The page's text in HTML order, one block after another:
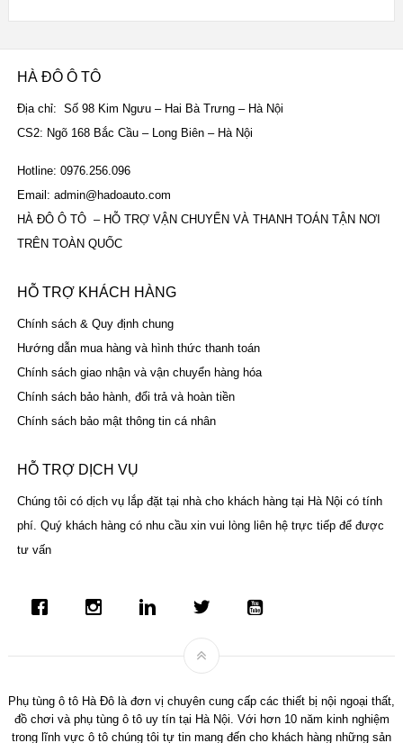
HÀ ĐÔ Ô TÔ
Địa chỉ: Số 98 Kim Ngưu – Hai Bà Trưng – Hà Nội
CS2: Ngõ 168 Bắc Cầu – Long Biên – Hà Nội
Hotline: 0976.256.096
Email: admin@hadoauto.com
HÀ ĐÔ Ô TÔ – HỖ TRỢ VẬN CHUYỂN VÀ THANH TOÁN TẬN NƠI
TRÊN TOÀN QUỐC
HỖ TRỢ KHÁCH HÀNG
Chính sách & Quy định chung
Hướng dẫn mua hàng và hình thức thanh toán
Chính sách giao nhận và vận chuyển hàng hóa
Chính sách bảo hành, đổi trả và hoàn tiền
Chính sách bảo mật thông tin cá nhân
HỖ TRỢ DỊCH VỤ
Chúng tôi có dịch vụ lắp đặt tại nhà cho khách hàng tại Hà Nội có tính
phí. Quý khách hàng có nhu cầu xin vui lòng liên hệ trực tiếp để được
tư vấn
Phụ tùng ô tô Hà Đô là đơn vị chuyên cung cấp các thiết bị nội ngoại thất,
đồ chơi và phụ tùng ô tô uy tín tại Hà Nội. Với hơn 10 năm kinh nghiệm
trong lĩnh vực ô tô chúng tôi tự tin mang đến cho khách hàng những sản